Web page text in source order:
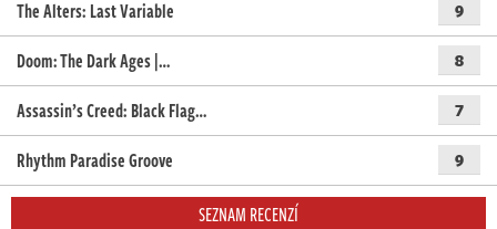
The Alters: Last Variable 9
Doom: The Dark Ages |… 8
Assassin’s Creed: Black Flag… 7
Rhythm Paradise Groove 9
SEZNAM RECENZÍ